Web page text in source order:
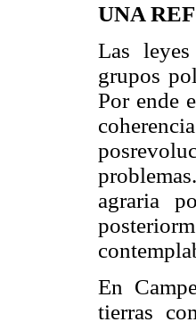
UNA
Las
grupos
Por ende
agraria
En
tierras